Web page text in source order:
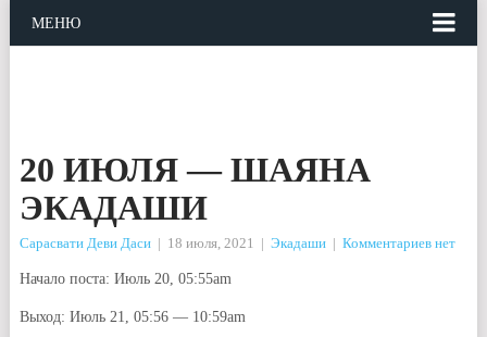
МЕНЮ
20 ИЮЛЯ — ШАЯНА
ЭКАДАШИ
Сарасвати Деви Даси | 18 июля, 2021 | Экадаши | Комментариев нет
Начало поста: Июль 20, 05:55am
Выход: Июль 21, 05:56 — 10:59am